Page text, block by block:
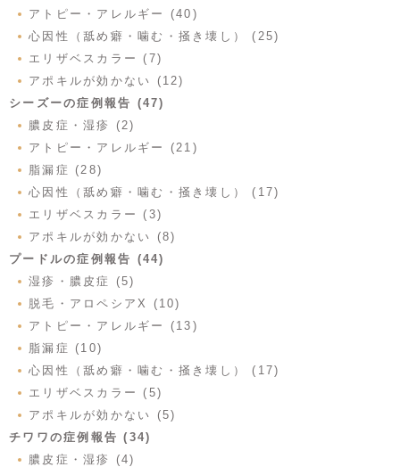
アトピー・アレルギー (40)
心因性（舐め癖・噛む・掻き壊し） (25)
エリザベスカラー (7)
アポキルが効かない (12)
シーズーの症例報告 (47)
膿皮症・湿疹 (2)
アトピー・アレルギー (21)
脂漏症 (28)
心因性（舐め癖・噛む・掻き壊し） (17)
エリザベスカラー (3)
アポキルが効かない (8)
プードルの症例報告 (44)
湿疹・膿皮症 (5)
脱毛・アロペシアX (10)
アトピー・アレルギー (13)
脂漏症 (10)
心因性（舐め癖・噛む・掻き壊し） (17)
エリザベスカラー (5)
アポキルが効かない (5)
チワワの症例報告 (34)
膿皮症・湿疹 (4)